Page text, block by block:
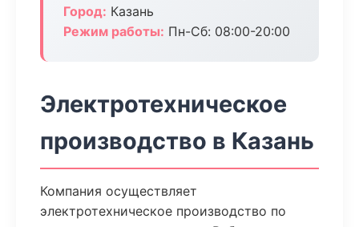
Город: Казань
Режим работы: Пн-Сб: 08:00-20:00
Электротехническое
производство в Казань
Компания осуществляет
электротехническое производство по